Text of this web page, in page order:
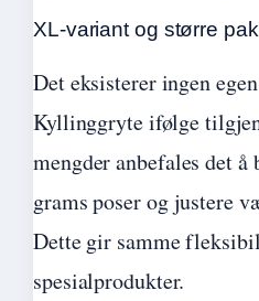
XL-variant og større
Det eksisterer ingen
Kyllinggryte ifølge
mengder anbefales det
grams poser og justere
Dette gir samme
spesialprodukter.